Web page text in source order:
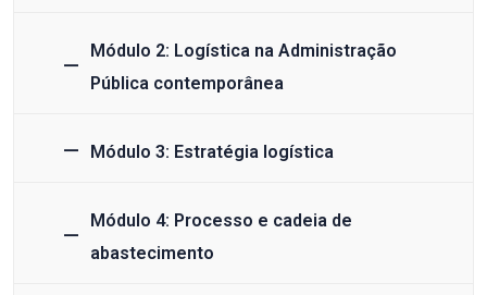
Módulo 2: Logística na Administração
Pública contemporânea
Módulo 3: Estratégia logística
Módulo 4: Processo e cadeia de
abastecimento